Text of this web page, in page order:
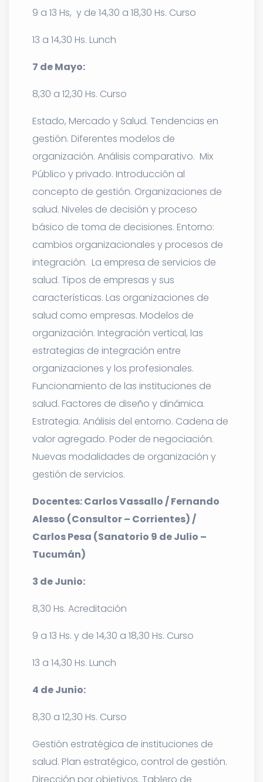
9 a 13 Hs, y de 14,30 a 18,30 Hs. Curso
13 a 14,30 Hs. Lunch
7 de Mayo:
8,30 a 12,30 Hs. Curso
Estado, Mercado y Salud. Tendencias en
gestión. Diferentes modelos de
organización. Análisis comparativo. Mix
Público y privado. Introducción al
concepto de gestión. Organizaciones de
salud. Niveles de decisión y proceso
básico de toma de decisiones. Entorno:
cambios organizacionales y procesos de
integración. La empresa de servicios de
salud. Tipos de empresas y sus
características. Las organizaciones de
salud como empresas. Modelos de
organización. Integración vertical, las
estrategias de integración entre
organizaciones y los profesionales.
Funcionamiento de las instituciones de
salud. Factores de diseño y dinámica.
Estrategia. Análisis del entorno. Cadena de
valor agregado. Poder de negociación.
Nuevas modalidades de organización y
gestión de servicios.
Docentes: Carlos Vassallo / Fernando
Alesso (Consultor – Corrientes) /
Carlos Pesa (Sanatorio 9 de Julio –
Tucumán)
3 de Junio:
8,30 Hs. Acreditación
9 a 13 Hs. y de 14,30 a 18,30 Hs. Curso
13 a 14,30 Hs. Lunch
4 de Junio:
8,30 a 12,30 Hs. Curso
Gestión estratégica de instituciones de
salud. Plan estratégico, control de gestión.
Dirección por objetivos. Tablero de